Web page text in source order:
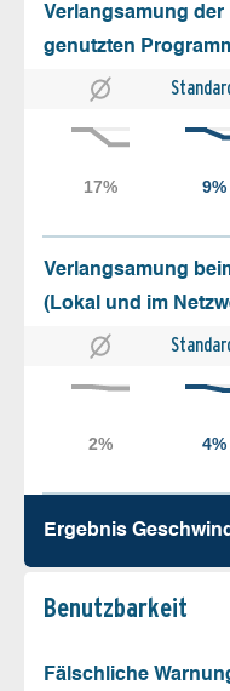
Verlangsamung
genutzten
Verlangsamung
(Lokal und im
Ergebnis
Benutz­barkeit
Fälschliche